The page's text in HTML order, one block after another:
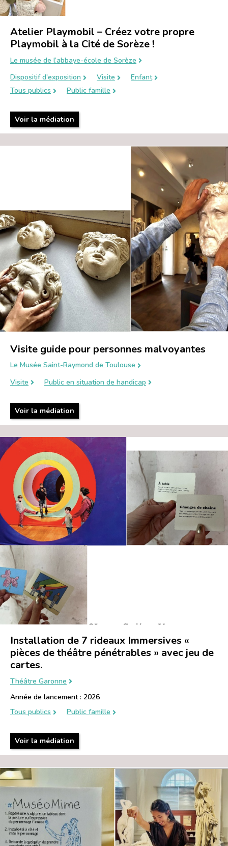
Atelier Playmobil – Créez votre propre
Playmobil à la Cité de Sorèze !
Le musée de l’abbaye-école de Sorèze
Dispositif d'exposition
Visite
Enfant
Tous publics
Public famille
Voir la médiation
Visite guide pour personnes malvoyantes
Le Musée Saint-Raymond de Toulouse
Visite
Public en situation de handicap
Voir la médiation
Installation de 7 rideaux Immersives «
pièces de théâtre pénétrables » avec jeu de
cartes.
Théâtre Garonne
Année de lancement : 2026
Tous publics
Public famille
Voir la médiation